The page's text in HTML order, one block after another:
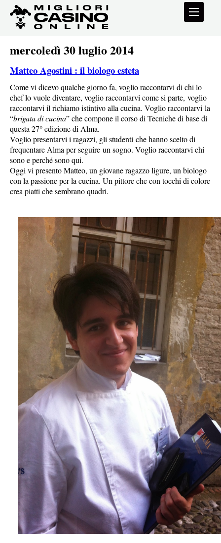
mercoledì 30 luglio 2014
Matteo Agostini : il biologo esteta
Come vi dicevo qualche giorno fa, voglio raccontarvi di chi lo
chef lo vuole diventare, voglio raccontarvi come si parte, voglio
raccontarvi il richiamo istintivo alla cucina. Voglio raccontarvi la
“brigata di cucina” che compone il corso di Tecniche di base di
questa 27° edizione di Alma.
Voglio presentarvi i ragazzi, gli studenti che hanno scelto di
frequentare Alma per seguire un sogno. Voglio raccontarvi chi
sono e perché sono qui.
Oggi vi presento Matteo, un giovane ragazzo ligure, un biologo
con la passione per la cucina. Un pittore che con tocchi di colore
crea piatti che sembrano quadri.